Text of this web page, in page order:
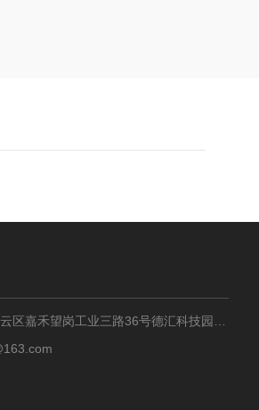
禾望岗工业三路36号德汇科技园东区三栋502室